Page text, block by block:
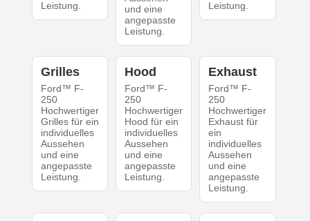
Leistung.
und eine
angepasste
Leistung.
Leistung.
Grilles
Ford™ F-
250
Hochwertiger
Grilles für ein
individuelles
Aussehen
und eine
angepasste
Leistung.
Hood
Ford™ F-
250
Hochwertiger
Hood für ein
individuelles
Aussehen
und eine
angepasste
Leistung.
Exhaust
Ford™ F-
250
Hochwertiger
Exhaust für
ein
individuelles
Aussehen
und eine
angepasste
Leistung.